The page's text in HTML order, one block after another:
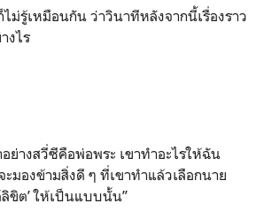
ไม่รู้เหมือนกัน ว่าวินาทีหลังจากนี้เรื่องราว
งไร
ย่างสวี่ซีคือพ่อพระ เขาทำอะไรให้ฉัน
มองข้ามสิ่งดี ๆ ที่เขาทำแล้วเลือกนาย
ลิขิต’ ให้เป็นแบบนั้น”